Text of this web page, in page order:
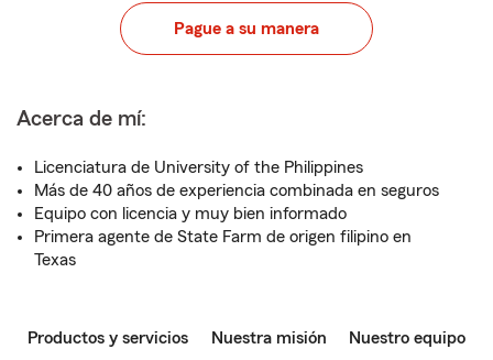
Pague a su manera
Acerca de mí:
Licenciatura de University of the Philippines
Más de 40 años de experiencia combinada en seguros
Equipo con licencia y muy bien informado
Primera agente de State Farm de origen filipino en
Texas
Productos y servicios Nuestra misión Nuestro equipo